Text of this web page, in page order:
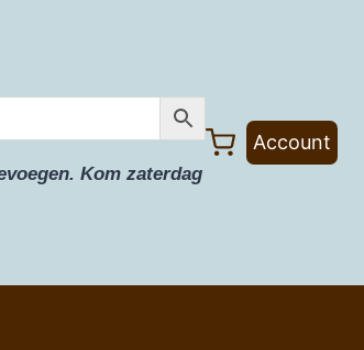
Kom zaterdag
Account